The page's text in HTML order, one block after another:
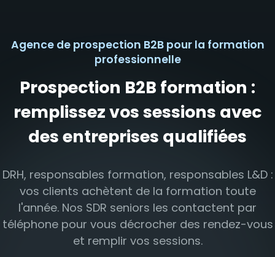
Agence de prospection B2B pour la formation
professionnelle
Prospection B2B formation :
remplissez vos sessions avec
des entreprises qualifiées
DRH, responsables formation, responsables L&D :
vos clients achètent de la formation toute
l'année. Nos SDR seniors les contactent par
téléphone pour vous décrocher des rendez-vous
et remplir vos sessions.